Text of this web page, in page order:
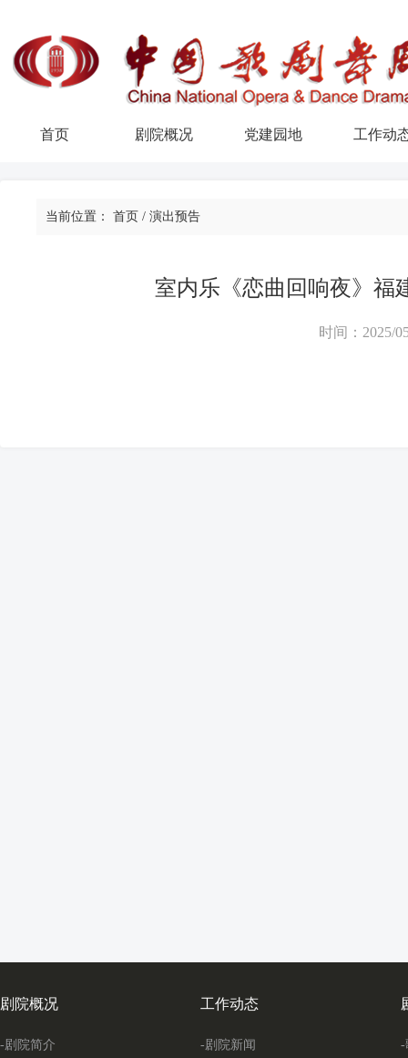
首页 剧院概况 党建园地 工作动
当前位置： 首页 / 演出预告
室内乐《恋曲回响夜》福
时间：2025/
剧院概况
-剧院简介
工作动态
-剧院新闻 -